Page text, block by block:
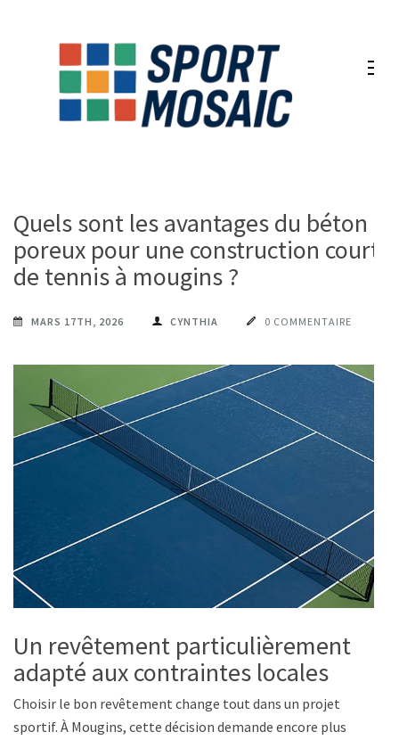
Quels sont les avantages du béton
poreux pour une construction court
de tennis à mougins ?
MARS 17TH, 2026 CYNTHIA 0 COMMENTAIRE
Un revêtement particulièrement
adapté aux contraintes locales
Choisir le bon revêtement change tout dans un projet
sportif. À Mougins, cette décision demande encore plus